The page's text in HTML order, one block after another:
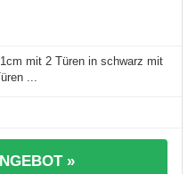
mit 2 Türen in schwarz mit
...
»